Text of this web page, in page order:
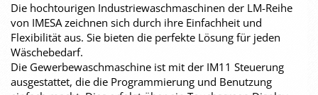
Die hochtourigen Industriewaschmaschinen der LM-Reihe
von IMESA zeichnen sich durch ihre Einfachheit und
Flexibilität aus. Sie bieten die perfekte Lösung für jeden
Wäschebedarf.
Die Gewerbewaschmaschine ist mit der IM11 Steuerung
ausgestattet, die die Programmierung und Benutzung